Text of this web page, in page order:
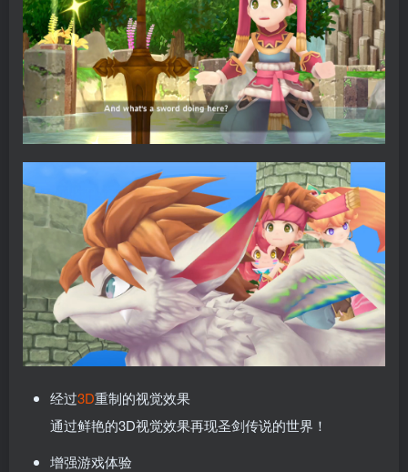
经过3D重制的视觉效果
通过鲜艳的3D视觉效果再现圣剑传说的世界！
增强游戏体验